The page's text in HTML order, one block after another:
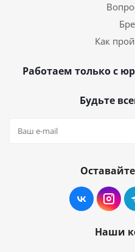
Как
Работаем только с
Будьте
Наши